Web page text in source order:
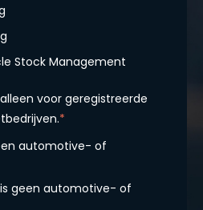
Stock Management
voor geregistreerde
*
automotive- of
geen automotive- of